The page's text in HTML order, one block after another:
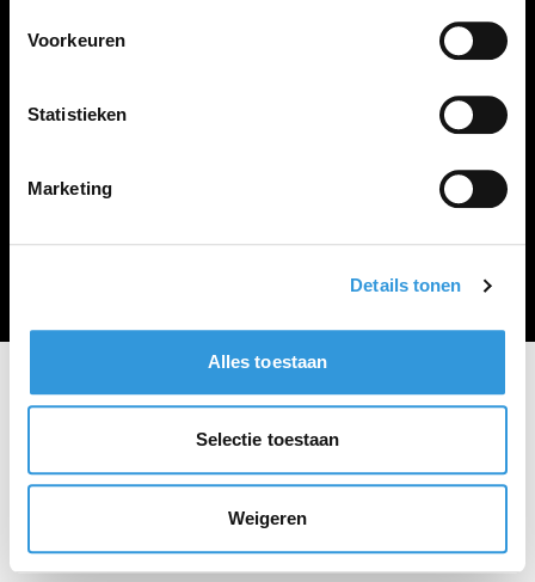
Voorkeuren
Statistieken
Marketing
Details tonen
Alles toestaan
Selectie toestaan
Weigeren